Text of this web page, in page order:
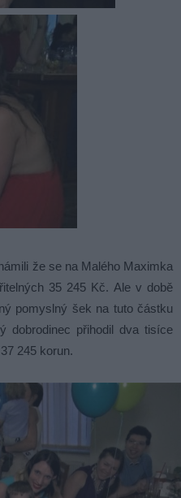
že se na Malého Maximka
35 245 Kč. Ale v době
pomyslný šek na tuto částku
dobrodinec přihodil dva tisíce
245 korun.